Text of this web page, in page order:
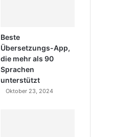
Beste
Übersetzungs-App,
die mehr als 90
Sprachen
unterstützt
Oktober 23, 2024